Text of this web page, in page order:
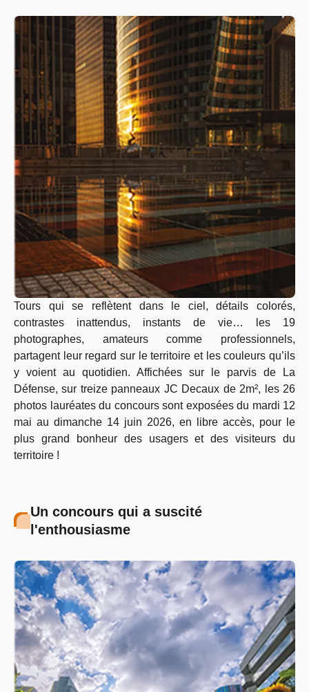
Tours qui se reflètent dans le ciel, détails colorés,
contrastes inattendus, instants de vie… les 19
photographes, amateurs comme professionnels,
partagent leur regard sur le territoire et les couleurs qu’ils
y voient au quotidien. Affichées sur le parvis de La
Défense, sur treize panneaux JC Decaux de 2m², les 26
photos lauréates du concours sont exposées du mardi 12
mai au dimanche 14 juin 2026, en libre accès, pour le
plus grand bonheur des usagers et des visiteurs du
territoire !
Un concours qui a suscité
l'enthousiasme